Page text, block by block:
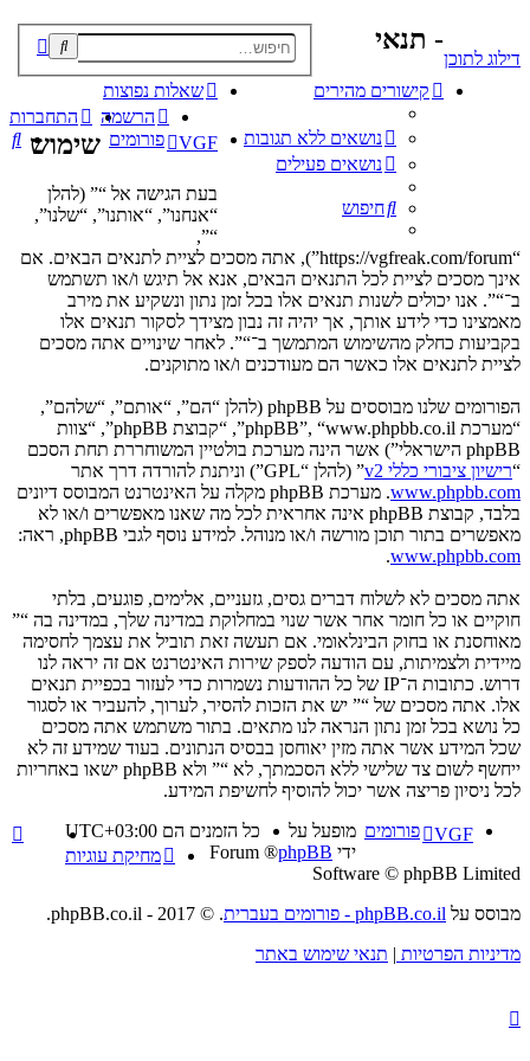
דילוג לתוכן
קישורים מהירים
נושאים ללא תגובות
נושאים פעילים
חיפוש
שאלות נפוצות
התחברות
הרשמה
VGF
פורומים
- תנאי
שימוש
בעת הגישה אל “” (להלן
“אנחנו”, “אותנו”, “שלנו”,
“”,
“https://vgfreak.com/forum”), אתה מסכים לציית לתנאים הבאים. אם
אינך מסכים לציית לכל התנאים הבאים, אנא אל תיגש ו/או תשתמש
ב־“”. אנו יכולים לשנות תנאים אלו בכל זמן נתון ונשקיע את מירב
מאמצינו כדי לידע אותך, אך יהיה זה נבון מצידך לסקור תנאים אלו
בקביעות כחלק מהשימוש המתמשך ב־“”. לאחר שינויים אתה מסכים
לציית לתנאים אלו כאשר הם מעודכנים ו/או מתוקנים.
הפורומים שלנו מבוססים על phpBB (להלן “הם”, “אותם”, “שלהם”,
“מערכת phpBB”, “www.phpbb.co.il”, “קבוצת phpBB”, “צוות
phpBB הישראלי”) אשר הינה מערכת בולטיין המשוחררת תחת הסכם
“רישיון ציבורי כללי v2
” (להלן “GPL”) וניתנת להורדה דרך אתר
www.phpbb.com
. מערכת phpBB מקלה על האינטרנט המבוסס דיונים
בלבד, קבוצת phpBB אינה אחראית לכל מה שאנו מאפשרים ו/או לא
מאפשרים בתור תוכן מורשה ו/או מנוהל. למידע נוסף לגבי phpBB, ראה:
www.phpbb.com
.
אתה מסכים לא לשלוח דברים גסים, גזעניים, אלימים, פוגעים, בלתי
חוקיים או כל חומר אחר אשר שנוי במחלוקת במדינה שלך, במדינה בה “”
מאוחסנת או בחוק הבינלאומי. אם תעשה זאת תוביל את עצמך לחסימה
מיידית ולצמיתות, עם הודעה לספק שירות האינטרנט אם זה יראה לנו
דרוש. כתובות ה־IP של כל ההודעות נשמרות כדי לעזור בכפיית תנאים
אלו. אתה מסכים של “” יש את הזכות להסיר, לערוך, להעביר או לסגור
כל נושא בכל זמן נתון הנראה לנו מתאים. בתור משתמש אתה מסכים
שכל המידע אשר אתה מזין יאוחסן בבסיס הנתונים. בעוד שמידע זה לא
ייחשף לשום צד שלישי ללא הסכמתך, לא “” ולא phpBB ישאו באחריות
לכל ניסיון פריצה אשר יכול להוסיף לחשיפת המידע.
VGF פורומים כל הזמנים הם UTC+03:00
מחיקת עוגיות
מופעל על
ידי phpBB
® Forum
Software © phpBB Limited
מבוסס על phpBB.co.il - פורומים בעברית
. © 2017 - phpBB.co.il.
מדיניות הפרטיות | תנאי שימוש באתר